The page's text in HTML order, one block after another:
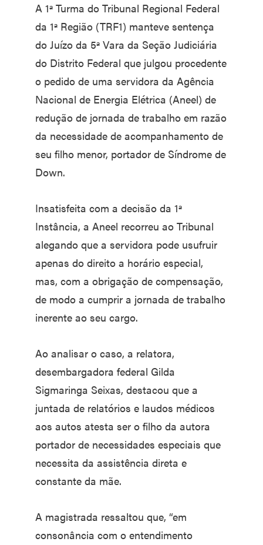
A 1ª Turma do Tribunal Regional Federal
da 1ª Região (TRF1) manteve sentença
do Juízo da 5ª Vara da Seção Judiciária
do Distrito Federal que julgou procedente
o pedido de uma servidora da Agência
Nacional de Energia Elétrica (Aneel) de
redução de jornada de trabalho em razão
da necessidade de acompanhamento de
seu filho menor, portador de Síndrome de
Down.
Insatisfeita com a decisão da 1ª
Instância, a Aneel recorreu ao Tribunal
alegando que a servidora pode usufruir
apenas do direito a horário especial,
mas, com a obrigação de compensação,
de modo a cumprir a jornada de trabalho
inerente ao seu cargo.
Ao analisar o caso, a relatora,
desembargadora federal Gilda
Sigmaringa Seixas, destacou que a
juntada de relatórios e laudos médicos
aos autos atesta ser o filho da autora
portador de necessidades especiais que
necessita da assistência direta e
constante da mãe.
A magistrada ressaltou que, “em
consonância com o entendimento